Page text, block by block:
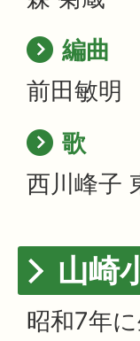
編曲
前田敏明
歌
西川峰子
山崎
昭和7年